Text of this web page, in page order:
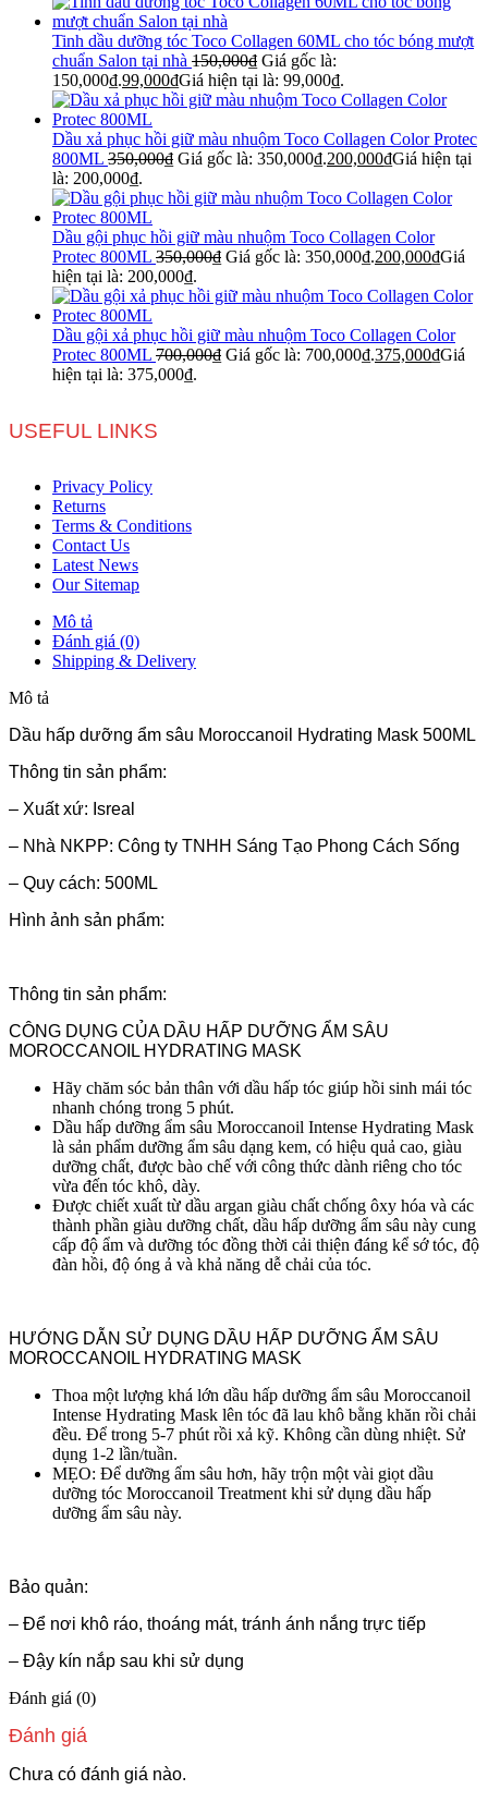
Tinh dầu dưỡng tóc Toco Collagen 60ML cho tóc bóng mượt
chuẩn Salon tại nhà 150,000₫ Giá gốc là:
150,000₫.99,000₫Giá hiện tại là: 99,000₫.
Dầu xả phục hồi giữ màu nhuộm Toco Collagen Color Protec
800ML 350,000₫ Giá gốc là: 350,000₫.200,000₫Giá hiện tại
là: 200,000₫.
Dầu gội phục hồi giữ màu nhuộm Toco Collagen Color
Protec 800ML 350,000₫ Giá gốc là: 350,000₫.200,000₫Giá
hiện tại là: 200,000₫.
Dầu gội xả phục hồi giữ màu nhuộm Toco Collagen Color
Protec 800ML 700,000₫ Giá gốc là: 700,000₫.375,000₫Giá
hiện tại là: 375,000₫.
USEFUL LINKS
Privacy Policy
Returns
Terms & Conditions
Contact Us
Latest News
Our Sitemap
Mô tả
Đánh giá (0)
Shipping & Delivery
Mô tả
Dầu hấp dưỡng ẩm sâu Moroccanoil Hydrating Mask 500ML
Thông tin sản phẩm:
– Xuất xứ: Isreal
– Nhà NKPP: Công ty TNHH Sáng Tạo Phong Cách Sống
– Quy cách: 500ML
Hình ảnh sản phẩm:
Thông tin sản phẩm:
CÔNG DỤNG CỦA DẦU HẤP DƯỠNG ẨM SÂU
MOROCCANOIL HYDRATING MASK
Hãy chăm sóc bản thân với dầu hấp tóc giúp hồi sinh mái tóc
nhanh chóng trong 5 phút.
Dầu hấp dưỡng ẩm sâu Moroccanoil Intense Hydrating Mask
là sản phẩm dưỡng ẩm sâu dạng kem, có hiệu quả cao, giàu
dưỡng chất, được bào chế với công thức dành riêng cho tóc
vừa đến tóc khô, dày.
Được chiết xuất từ dầu argan giàu chất chống ôxy hóa và các
thành phần giàu dưỡng chất, dầu hấp dưỡng ẩm sâu này cung
cấp độ ẩm và dưỡng tóc đồng thời cải thiện đáng kể sớ tóc, độ
đàn hồi, độ óng ả và khả năng dễ chải của tóc.
HƯỚNG DẪN SỬ DỤNG DẦU HẤP DƯỠNG ẨM SÂU
MOROCCANOIL HYDRATING MASK
Thoa một lượng khá lớn dầu hấp dưỡng ẩm sâu Moroccanoil
Intense Hydrating Mask lên tóc đã lau khô bằng khăn rồi chải
đều. Để trong 5-7 phút rồi xả kỹ. Không cần dùng nhiệt. Sử
dụng 1-2 lần/tuần.
MẸO: Để dưỡng ẩm sâu hơn, hãy trộn một vài giọt dầu
dưỡng tóc Moroccanoil Treatment khi sử dụng dầu hấp
dưỡng ẩm sâu này.
Bảo quản:
– Để nơi khô ráo, thoáng mát, tránh ánh nắng trực tiếp
– Đậy kín nắp sau khi sử dụng
Đánh giá (0)
Đánh giá
Chưa có đánh giá nào.